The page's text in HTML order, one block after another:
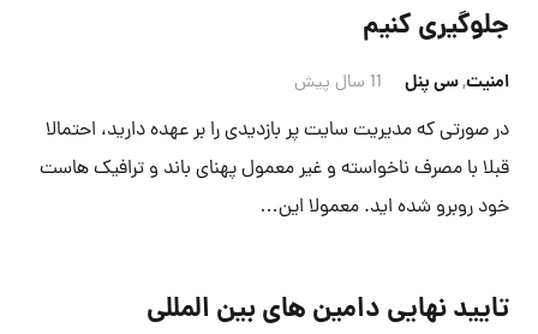
جلوگیری کنیم
امنیت,سی پنل 11 سال پیش
در صورتی که مدیریت سایت پر بازدیدی را بر عهده دارید، احتمالا
قبلا با مصرف ناخواسته و غیر معمول پهنای باند و ترافیک هاست
خود روبرو شده اید. معمولا این…
تایید نهایی دامین های بین المللی